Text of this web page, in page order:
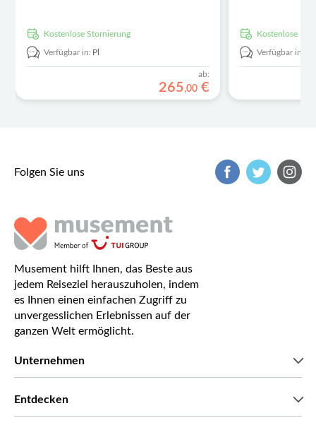
kostenlose Stornierung
Verfügbar in: Pl
ab:
265,00 €
kostenlose
Verfügbar in:
Folgen Sie uns
Musement hilft Ihnen, das Beste aus
jedem Reiseziel herauszuholen, indem
es Ihnen einen einfachen Zugriff zu
unvergesslichen Erlebnissen auf der
ganzen Welt ermöglicht.
Unternehmen
Entdecken